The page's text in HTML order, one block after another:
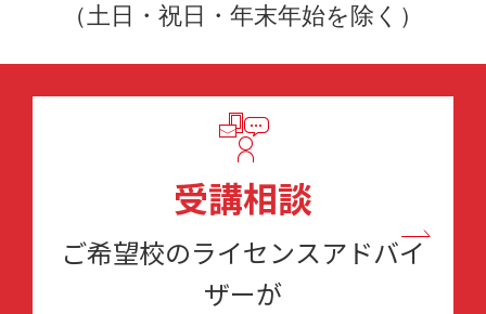
（土日・祝日・年末年始を除く）
受講相談
ご希望校のライセンスアドバイ
ザーが